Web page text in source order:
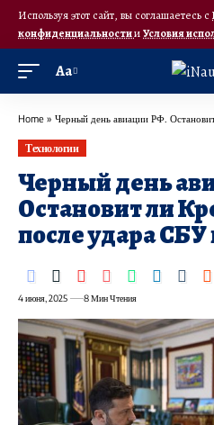
Используя этот сайт, вы соглашаетесь с
конфиденциальностииУсловия
Аа
Home » Черный день авиации РФ. Остановит ли
Технологии
Черный день
Остановит ли
после удара
4 июня, 2025 8 Мин Чтения